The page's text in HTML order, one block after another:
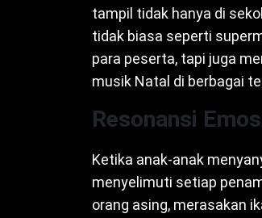
tampil tidak hanya di
tidak biasa seperti
para peserta, tapi juga
musik Natal di berbagai
Resonansi
Ketika anak-anak
menyelimuti setiap
orang asing, merasakan